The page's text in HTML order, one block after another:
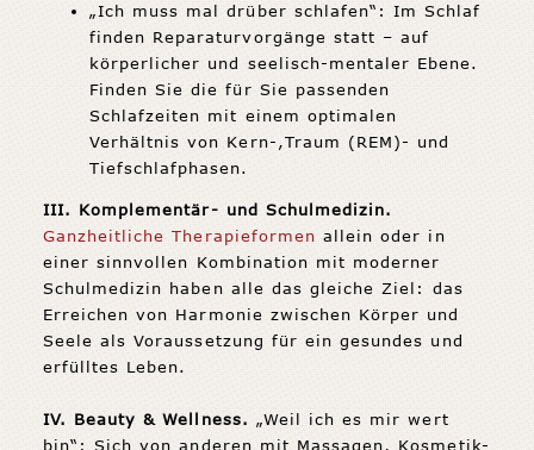
„Ich muss mal drüber schlafen“: Im Schlaf
finden Reparaturvorgänge statt – auf
körperlicher und seelisch-mentaler Ebene.
Finden Sie die für Sie passenden
Schlafzeiten mit einem optimalen
Verhältnis von Kern-,Traum (REM)- und
Tiefschlafphasen.
III. Komplementär- und Schulmedizin.
Ganzheitliche Therapieformen allein oder in
einer sinnvollen Kombination mit moderner
Schulmedizin haben alle das gleiche Ziel: das
Erreichen von Harmonie zwischen Körper und
Seele als Voraussetzung für ein gesundes und
erfülltes Leben.
IV. Beauty & Wellness. „Weil ich es mir wert
bin“: Sich von anderen mit Massagen, Kosmetik-